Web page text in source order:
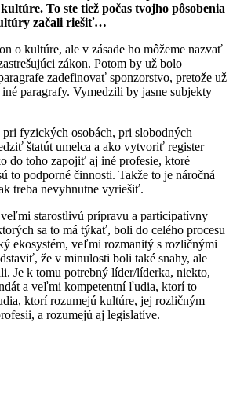
To ste tiež počas tvojho pôsobenia
začali riešiť…
o kultúre, ale v zásade ho môžeme nazvať
zákon. Potom by už bolo
zadefinovať sponzorstvo, pretože už
paragrafy. Vymedzili by jasne subjekty
pri fyzických osobách, pri slobodných
štatút umelca a ako vytvoriť register
do toho zapojiť aj iné profesie, ktoré
to podporné činnosti. Takže to je náročná
treba nevyhnutne vyriešiť.
starostlivú prípravu a participatívny
sa to má týkať, boli do celého procesu
ekosystém, veľmi rozmanitý s rozličnými
že v minulosti boli také snahy, ale
Je k tomu potrebný líder/líderka, niekto,
a veľmi kompetentní ľudia, ktorí to
ktorí rozumejú kultúre, jej rozličným
a rozumejú aj legislatíve.